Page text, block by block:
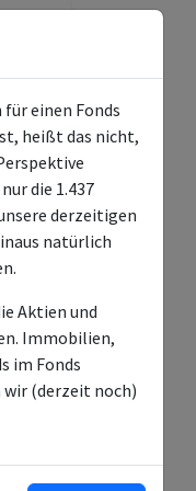
Co., Ltd.
global/ir/
Co. Ltd. ist ein
Unternehmen,
mit der
einen Fonds
heißt das nicht,
die 1.437
derzeitigen
natürlich
Aktien und
Immobilien,
im Fonds
wir (derzeit noch)